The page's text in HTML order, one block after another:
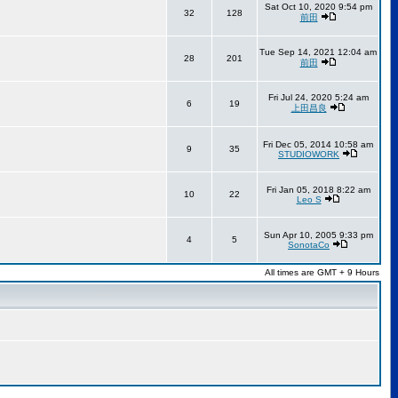
32 128
Sat Oct 10, 2020 9:54 pm
前田
28 201
Tue Sep 14, 2021 12:04 am
前田
6 19
Fri Jul 24, 2020 5:24 am
上田昌良
9 35
Fri Dec 05, 2014 10:58 am
STUDIOWORK
10 22
Fri Jan 05, 2018 8:22 am
Leo S
4 5
Sun Apr 10, 2005 9:33 pm
SonotaCo
All times are GMT + 9 Hours